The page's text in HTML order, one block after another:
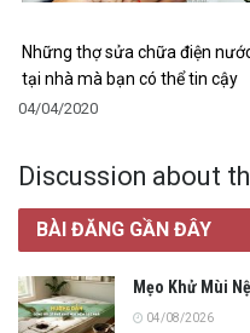
Những thợ sửa chữa điện
tại nhà mà bạn có thể tin cậy
04/04/2020
Discussion about
BÀI ĐĂNG GẦN ĐÂY
Mẹo Khử Mùi
04/08/2026